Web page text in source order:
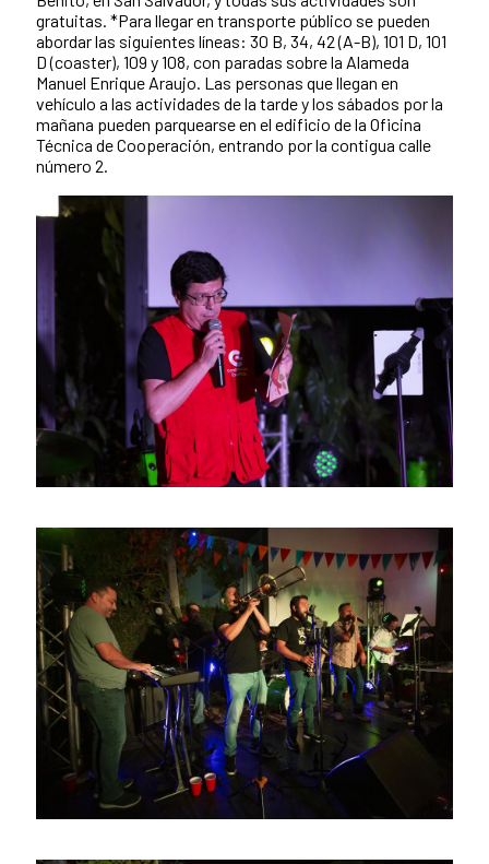
gratuitas. *Para llegar en transporte público se pueden
abordar las siguientes líneas: 30 B, 34, 42 (A-B), 101 D, 101
D (coaster), 109 y 108, con paradas sobre la Alameda
Manuel Enrique Araujo. Las personas que llegan en
vehículo a las actividades de la tarde y los sábados por la
mañana pueden parquearse en el edificio de la Oficina
Técnica de Cooperación, entrando por la contigua calle
número 2.